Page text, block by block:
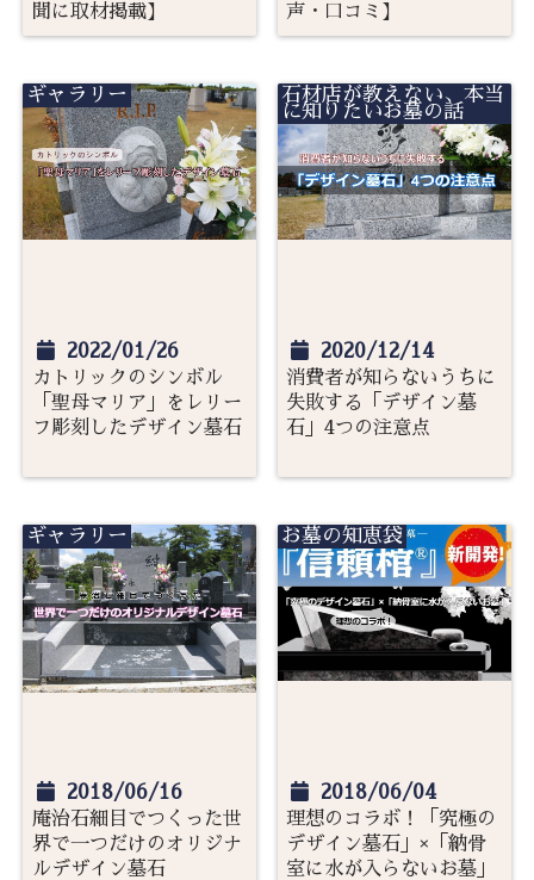
聞に取材掲載】
声・口コミ】
ギャラリー
2022/01/26
カトリックのシンボル
「聖母マリア」をレリー
フ彫刻したデザイン墓石
石材店が教えない、本当
に知りたいお墓の話
2020/12/14
消費者が知らないうちに
失敗する「デザイン墓
石」4つの注意点
ギャラリー
2018/06/16
庵治石細目でつくった世
界で一つだけのオリジナ
ルデザイン墓石
お墓の知恵袋
2018/06/04
理想のコラボ！「究極の
デザイン墓石」×「納骨
室に水が入らないお墓」